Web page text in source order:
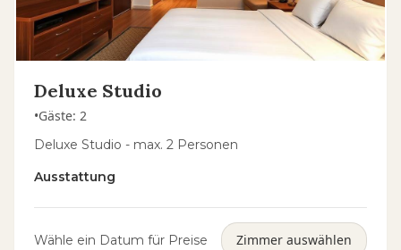
Deluxe Studio
•Gäste: 2
Deluxe Studio - max. 2 Personen
Ausstattung
Wähle ein Datum für Preise Zimmer auswählen